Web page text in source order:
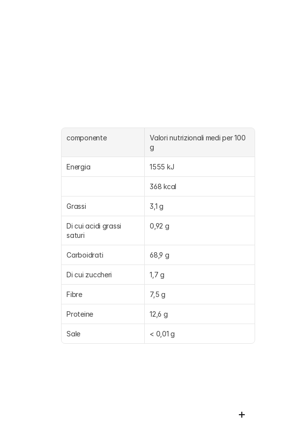
componente
Valori nutrizionali medi per 100
g
Energia 1555 kJ
368 kcal
Grassi 3,1 g
Di cui acidi grassi
saturi
0,92 g
Carboidrati 68,9 g
Di cui zuccheri 1,7 g
Fibre 7,5 g
Proteine 12,6 g
Sale < 0,01 g